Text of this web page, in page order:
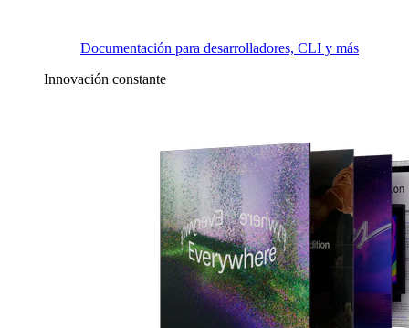
Documentación para desarrolladores, CLI y más
Innovación constante